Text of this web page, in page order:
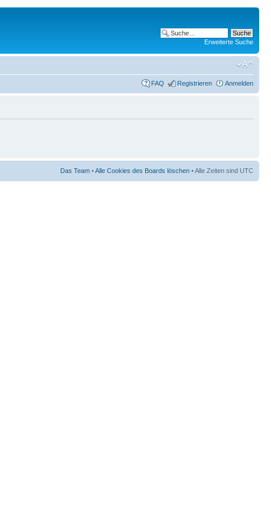
Erweiterte Suche
FAQ Registrieren Anmelden
Das Team •Alle Cookies des Boards löschen • Alle Zeiten sind UTC